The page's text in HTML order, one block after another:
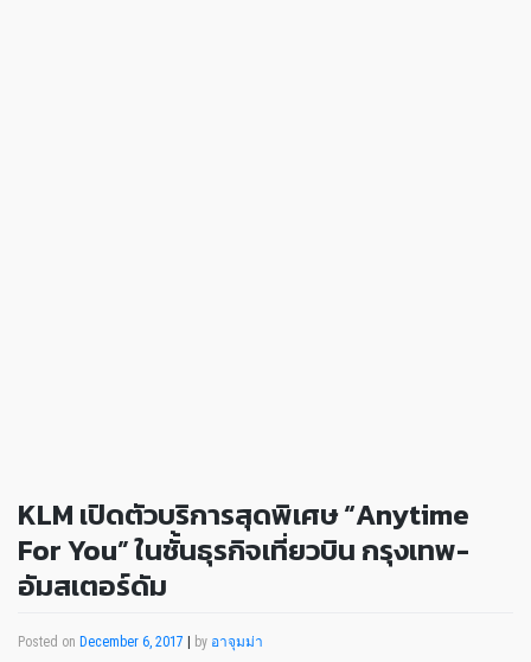
KLM เปิดตัวบริการสุดพิเศษ “Anytime
For You” ในชั้นธุรกิจเที่ยวบิน กรุงเทพ-
อัมสเตอร์ดัม
Posted on December 6, 2017 by อาจุมม่า